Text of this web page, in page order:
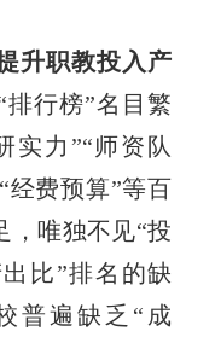
升职教投入产
行榜”名目繁
实力”“师资队
经费预算”等百
，唯独不见“投
比”排名的缺
普遍缺乏“成